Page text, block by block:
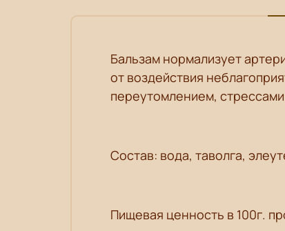
Бальзам нормализует
от воздействия
переутомлением,
Состав: вода, таволга,
Пищевая ценность в 100г.